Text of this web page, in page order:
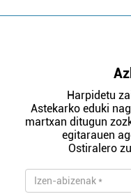
Harpidetu
Astekarko eduki
martxan ditugun
egitarauen
Ostiralero